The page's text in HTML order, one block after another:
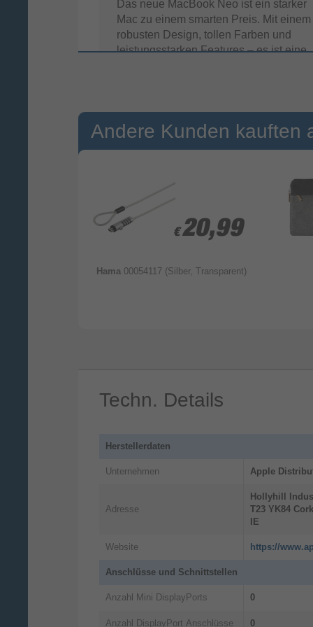
Das neue MacBook Neo ist ein starker
Mac zu einem smarten Preis. Mit einem
robusten Design, tollen Farben und
leistungsstarken Features – es ist eine
Die KI Apps und Tools, die du am
laufen auf dem MacBook Neo einfach
großartig. So bekommst du ein flüssiges,
Möglichkeiten für Arbeit und Hobbys.
Andere Kunden kauften
€ 20,99
€ 20,99
Hama 00054117 (Silber, Transparent)
Techn. Details
Herstellerdaten
Unternehmen Apple
Adresse
Hollyhill
T23 YK84 Cork
IE
Website https://
Anschlüsse und Schnittstellen
Anzahl Mini DisplayPorts 0
Anzahl DisplayPort Anschlüsse 0